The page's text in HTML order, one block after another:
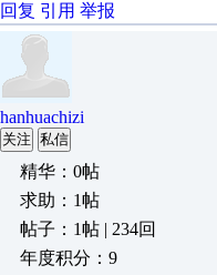
回复 引用 举报
hanhuachizi
关注 私信
精华：0帖
求助：1帖
帖子：1帖 | 234回
年度积分：9